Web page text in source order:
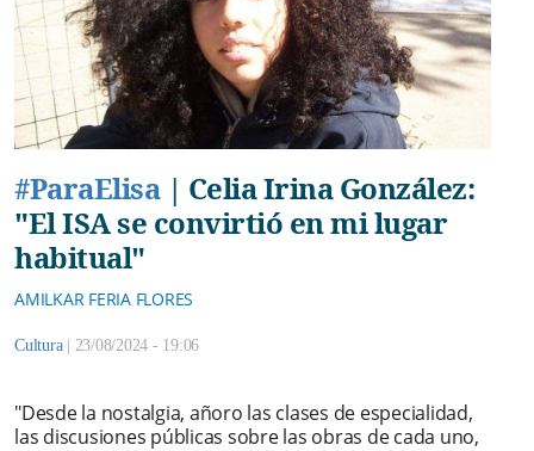
#ParaElisa| Celia Irina González:
"El ISA se convirtió en mi lugar
habitual"
AMILKAR FERIA FLORES
Cultura | 23/08/2024 - 19:06
"Desde la nostalgia, añoro las clases de especialidad,
las discusiones públicas sobre las obras de cada uno,